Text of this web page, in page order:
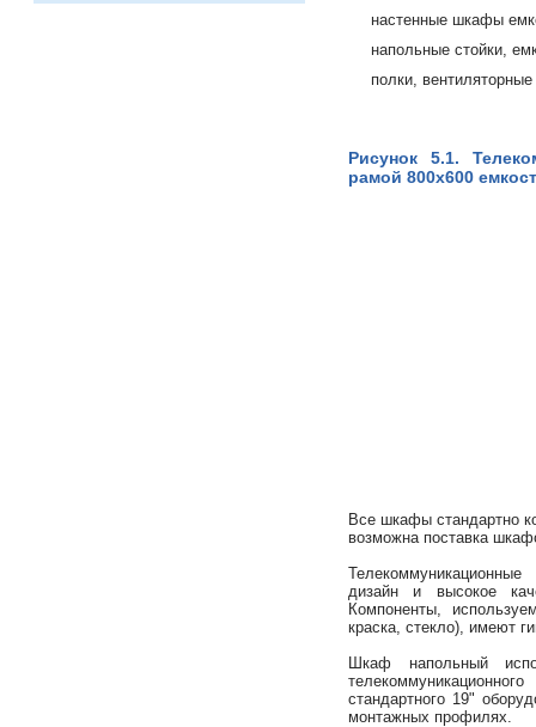
настенные шкафы
напольные стойки,
полки,
Рисунок 5.1.
рамой 800х600
Все шкафы стандартно
возможна поставка
дизайн и высокое
Компоненты,
краска, стекло), имеют
Шкаф напольный
стандартного 19"
монтажных профилях.